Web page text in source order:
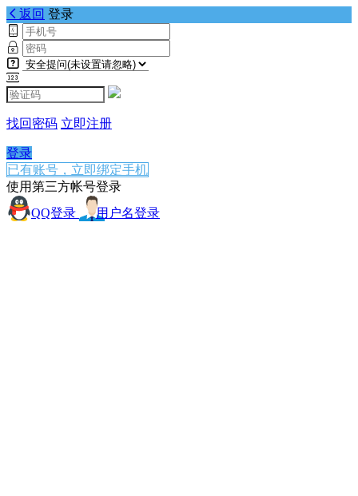
返回 登录
找回密码 立即注册
登录
已有账号，立即绑定手机
使用第三方帐号登录
QQ登录
用户名登录